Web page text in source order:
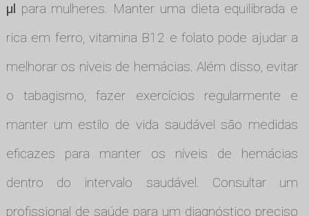
µl para mulheres. Manter uma dieta equilibrada e
rica em ferro, vitamina B12 e folato pode ajudar a
melhorar os níveis de hemácias. Além disso, evitar
o tabagismo, fazer exercícios regularmente e
manter um estilo de vida saudável são medidas
eficazes para manter os níveis de hemácias
dentro do intervalo saudável. Consultar um
profissional de saúde para um diagnóstico preciso